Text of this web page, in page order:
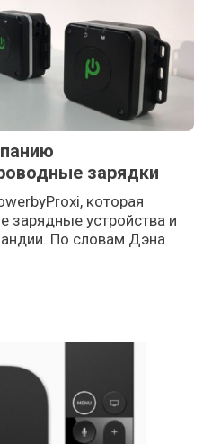
зарядки
которая
зарядные устройства и
По словам Дэна